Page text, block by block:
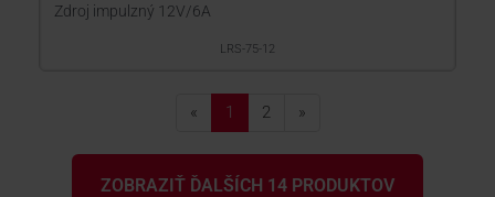
Zdroj impulzný 12V/6A
LRS-75-12
« 1 2 »
ZOBRAZIŤ ĎALŠÍCH 14 PRODUKTOV